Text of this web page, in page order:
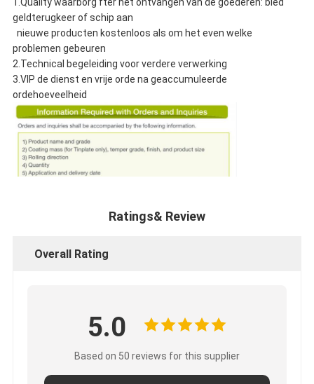
geldterugkeer of schip aan
nieuwe producten kostenloos als om het even welke
problemen gebeuren
2.Technical begeleiding voor verdere verwerking
3.VIP de dienst en vrije orde na geaccumuleerde
ordehoeveelheid
Ratings& Review
Overall Rating
5.0
Based on 50 reviews for this supplier